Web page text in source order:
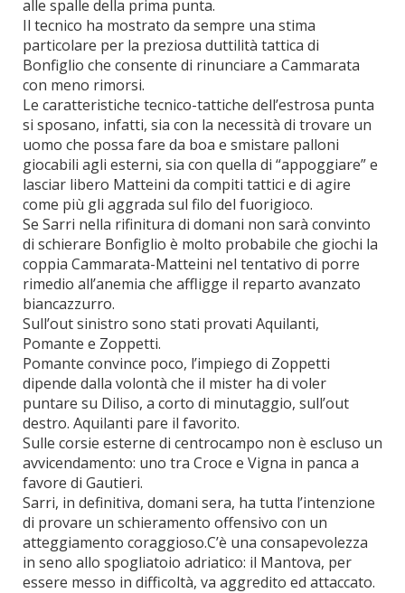
alle spalle della prima punta.
Il tecnico ha mostrato da sempre una stima
particolare per la preziosa duttilità tattica di
Bonfiglio che consente di rinunciare a Cammarata
con meno rimorsi.
Le caratteristiche tecnico-tattiche dell’estrosa punta
si sposano, infatti, sia con la necessità di trovare un
uomo che possa fare da boa e smistare palloni
giocabili agli esterni, sia con quella di “appoggiare” e
lasciar libero Matteini da compiti tattici e di agire
come più gli aggrada sul filo del fuorigioco.
Se Sarri nella rifinitura di domani non sarà convinto
di schierare Bonfiglio è molto probabile che giochi la
coppia Cammarata-Matteini nel tentativo di porre
rimedio all’anemia che affligge il reparto avanzato
biancazzurro.
Sull’out sinistro sono stati provati Aquilanti,
Pomante e Zoppetti.
Pomante convince poco, l’impiego di Zoppetti
dipende dalla volontà che il mister ha di voler
puntare su Diliso, a corto di minutaggio, sull’out
destro. Aquilanti pare il favorito.
Sulle corsie esterne di centrocampo non è escluso un
avvicendamento: uno tra Croce e Vigna in panca a
favore di Gautieri.
Sarri, in definitiva, domani sera, ha tutta l’intenzione
di provare un schieramento offensivo con un
atteggiamento coraggioso.C’è una consapevolezza
in seno allo spogliatoio adriatico: il Mantova, per
essere messo in difficoltà, va aggredito ed attaccato.